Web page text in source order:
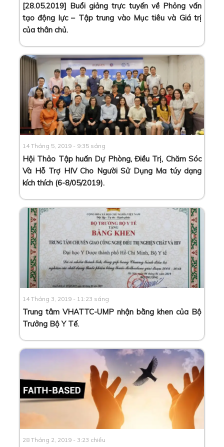
[28.05.2019] Buổi giảng trực tuyến về Phỏng vấn
tạo động lực – Tập trung vào Mục tiêu và Giá trị
của thân chủ.
14 Tháng 5, 2019 - 9:35 sáng
Hội Thảo Tập huấn Dự Phòng, Điều Trị, Chăm Sóc
Và Hỗ Trợ HIV Cho Người Sử Dụng Ma túy dạng
kích thích (6-8/05/2019).
14 Tháng 3, 2019 - 11:23 sáng
Trung tâm VHATTC-UMP nhận bằng khen của Bộ
Trưởng Bộ Y Tế.
28 Tháng 2, 2019 - 3:23 chiều